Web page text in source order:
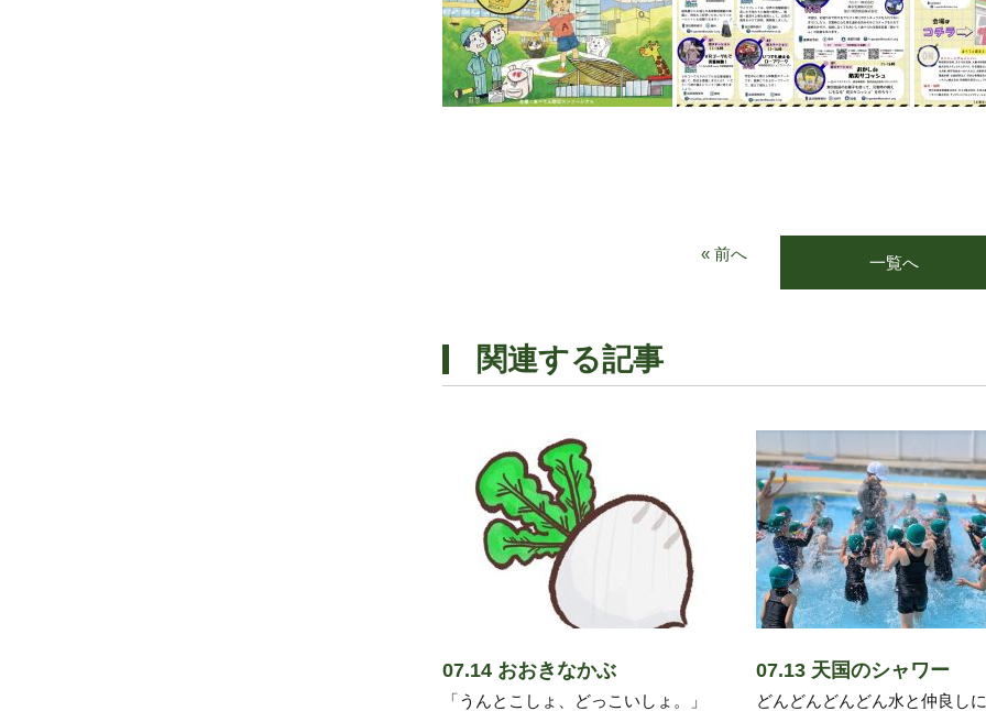
« 前へ 一覧へ
関連する記事
07.14 おおきなかぶ
「うんとこしょ、どっこいしょ。」
07.13 天国のシャワー
どんどんどんどん水と仲良し